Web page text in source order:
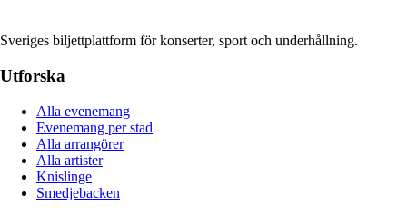
Sveriges biljettplattform för konserter, sport och underhållning.
Utforska
Alla evenemang
Evenemang per stad
Alla arrangörer
Alla artister
Knislinge
Smedjebacken